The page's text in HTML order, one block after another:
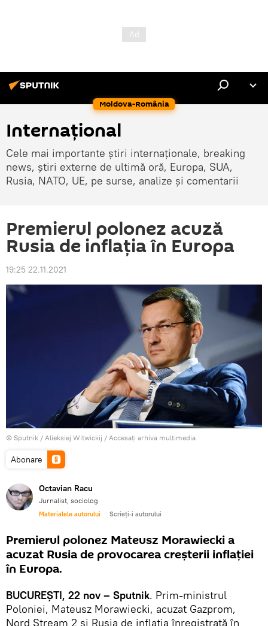
Moldova-România
Internaţional
Cele mai importante știri internaționale, breaking
news, știri externe de ultimă oră, Europa, SUA,
Rusia, NATO, UE, pe surse, analize și comentarii
Premierul polonez acuză
Rusia de inflația în Europa
19:25 22.11.2021
© Sputnik / Alieksiej Witwickij / Accesați arhiva multimedia
Abonare
Octavian Racu
Jurnalist, sociolog
Materialele autorului Scrieți-i autorului
Premierul polonez Mateusz Morawiecki a
acuzat Rusia de provocarea creșterii inflației
în Europa.
BUCUREȘTI, 22 nov – Sputnik. Prim-ministrul
Poloniei, Mateusz Morawiecki, acuzat Gazprom,
Nord Stream 2 și Rusia de inflația înregistrată în